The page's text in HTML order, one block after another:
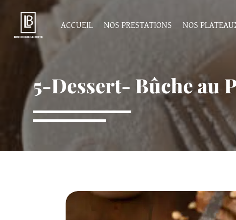
Panneau de gestion des cookies
ACCUEIL NOS PRESTATIONS NOS
5-Dessert- Bûche au